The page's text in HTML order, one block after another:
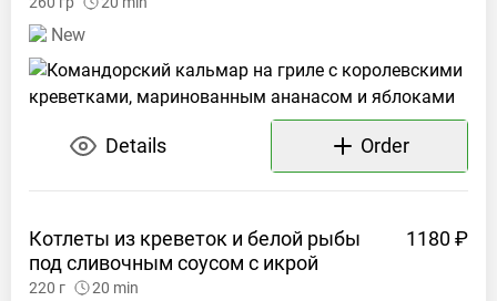
New
Details Order
Котлеты из креветок и белой рыбы
под сливочным соусом с икрой
1180 ₽
220 г 20 min